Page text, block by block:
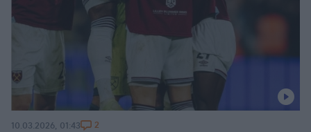
10.03.2026, 01:43 2